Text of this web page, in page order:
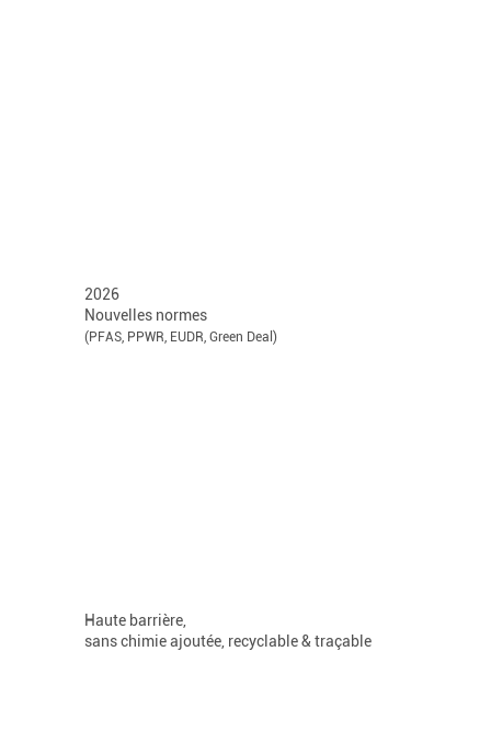
2026
Nouvelles normes
(PFAS, PPWR, EUDR, Green Deal)
Haute barrière,
sans chimie ajoutée, recyclable & traçable